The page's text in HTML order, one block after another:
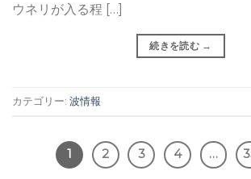
ウネリが入る程 […]
続きを読む →
カテゴリー: 波情報
1 2 3 4 …